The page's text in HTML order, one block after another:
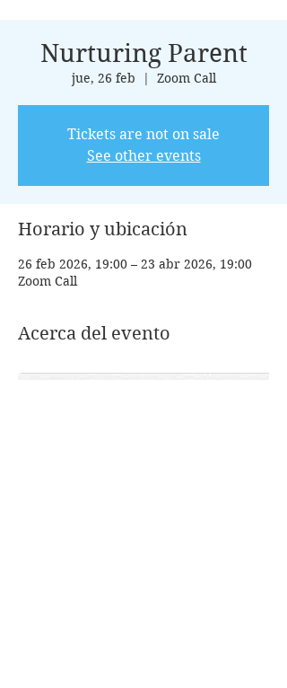
Nurturing Parent
jue, 26 feb
  |
Zoom Call
Tickets are not on sale
See other events
Horario y ubicación
26 feb 2026, 19:00 – 23 abr 2026, 19:00
Zoom Call
Acerca del evento